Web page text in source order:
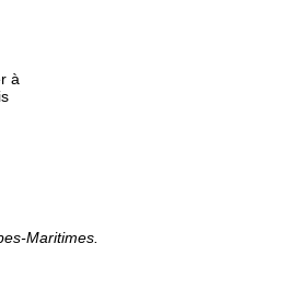
à
Maritimes.